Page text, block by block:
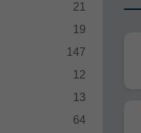
21
19
147
12
13
64